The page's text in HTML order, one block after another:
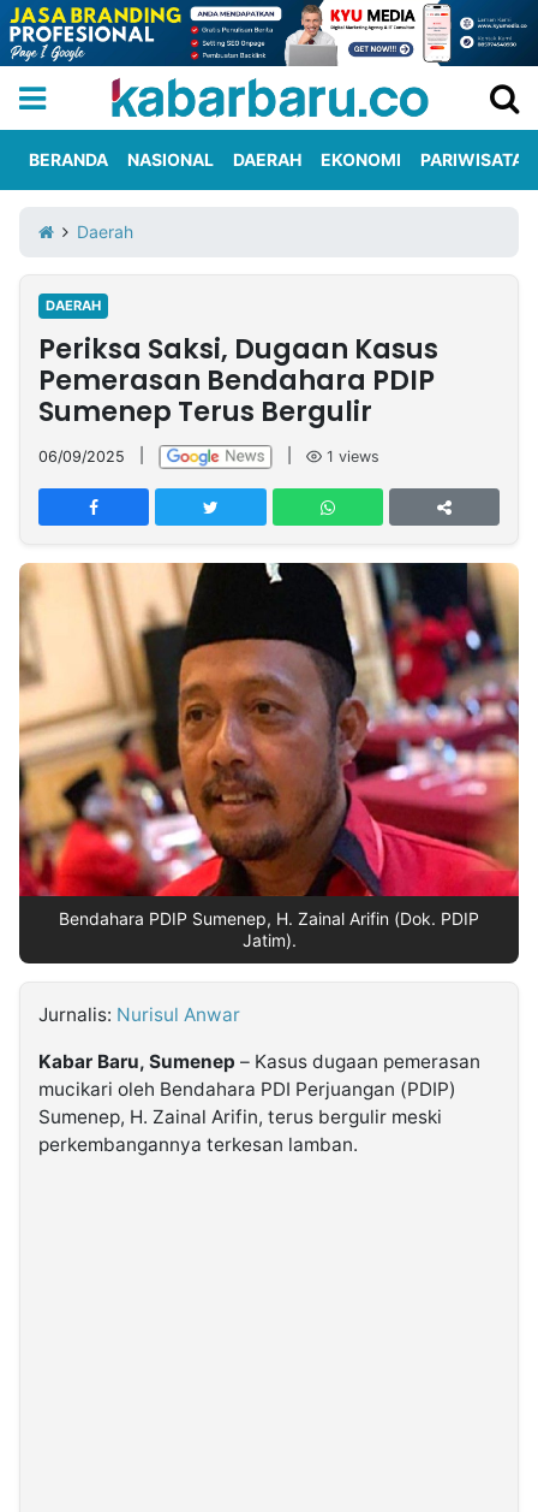
Iklan
Berita
Kami
Nasional
International
Olahraga
Entertainment
Daerah
Pariwisata
Kuliner
Kolom
Network
PT
TREETAN
INDONESIA
Partner
Insight
NTB
Suara
Time
Lens
IDN
Daily
Jogja
Jalan
Rakyat
Idealita
News
Kita
Notice
Radar
Baru
Seedbacklink
Follow
Kabarbaru
Kabarbaru.co
BERANDA NASIONAL DAERAH EKONOMI PARIWISATA
Daerah
DAERAH
Periksa Saksi, Dugaan Kasus
Pemerasan Bendahara PDIP
Sumenep Terus Bergulir
06/09/2025 1 views
Bendahara PDIP Sumenep, H. Zainal Arifin (Dok. PDIP
Jatim).
Jurnalis: Nurisul Anwar
Kabar Baru, Sumenep – Kasus dugaan pemerasan
mucikari oleh Bendahara PDI Perjuangan (PDIP)
Sumenep, H. Zainal Arifin, terus bergulir meski
perkembangannya terkesan lamban.